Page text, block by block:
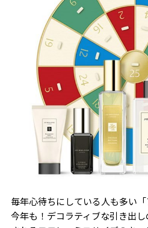
毎年心待ちにしている人も多い
今年も！デコラティブな引き出